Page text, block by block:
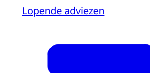
Lopende adviezen